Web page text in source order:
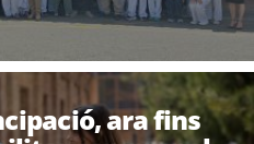
ara fins